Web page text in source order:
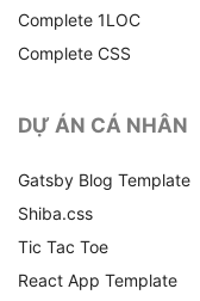
Complete 1LOC
Complete CSS
DỰ ÁN CÁ NHÂN
Gatsby Blog Template
Shiba.css
Tic Tac Toe
React App Template